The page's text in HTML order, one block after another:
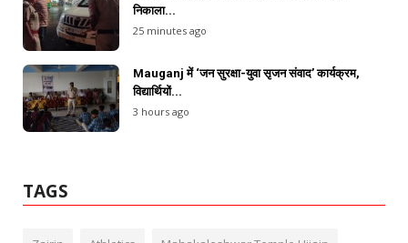
निकाला...
25 minutes ago
Mauganj में ‘जन सुरक्षा-युवा सृजन संवाद’ कार्यक्रम,
विद्यार्थियों...
3 hours ago
TAGS